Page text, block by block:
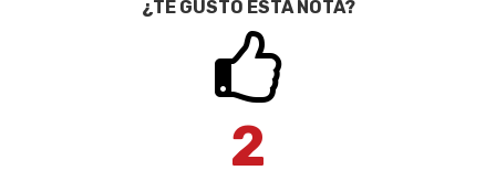
¿TE GUSTÓ ESTA NOTA?
2